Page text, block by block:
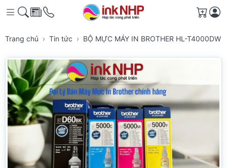
Giỏ
Trang chủ Tin tức BỘ MỰC MÁY IN BROTHER HL-T4000DW